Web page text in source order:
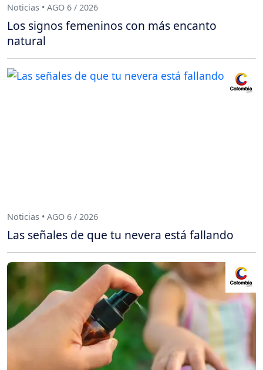
Noticias • AGO 6 / 2026
Los signos femeninos con más encanto
natural
Noticias • AGO 6 / 2026
Las señales de que tu nevera está fallando